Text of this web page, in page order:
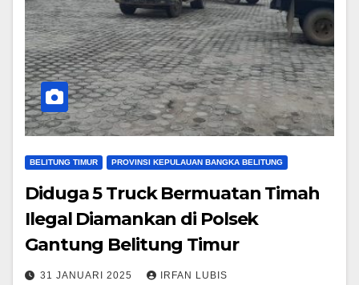
BELITUNG TIMUR PROVINSI KEPULAUAN BANGKA BELITUNG
Diduga 5 Truck Bermuatan Timah
Ilegal Diamankan di Polsek
Gantung Belitung Timur
31 JANUARI 2025 IRFAN LUBIS